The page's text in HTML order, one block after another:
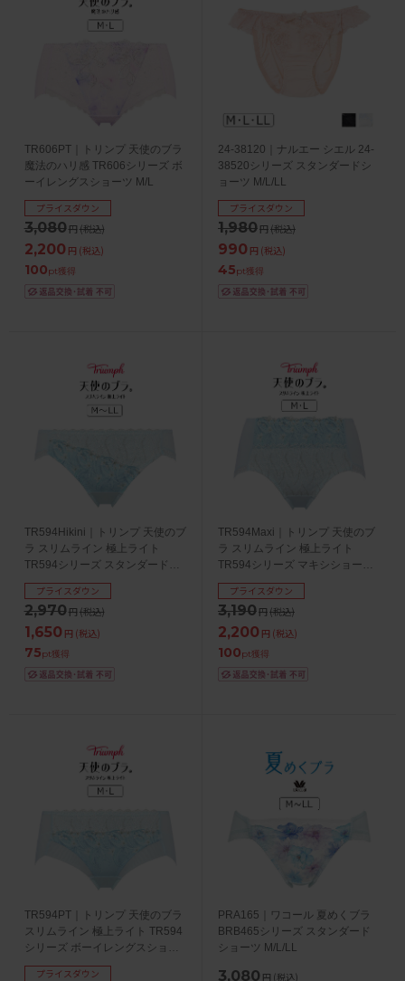
TR606PT｜トリンプ 天使のブラ
魔法のハリ感 TR606シリーズ ボ
ーイレングスショーツ M/L
3,080円(税込)
プライスダウン
2,200 円 (税込)
100pt獲得
24-38120｜ナルエー シエル 24-
38520シリーズ スタンダードシ
ョーツ M/L/LL
1,980円(税込)
プライスダウン
990 円 (税込)
45pt獲得
TR594Hikini｜トリンプ 天使のブ
ラ スリムライン 極上ライト
TR594シリーズ スタンダードシ
ョーツ M/L/LL
2,970円(税込)
プライスダウン
1,650 円 (税込)
75pt獲得
TR594Maxi｜トリンプ 天使のブ
ラ スリムライン 極上ライト
TR594シリーズ マキシショーツ
M/L
3,190円(税込)
プライスダウン
2,200 円 (税込)
100pt獲得
TR594PT｜トリンプ 天使のブラ
スリムライン 極上ライト TR594
シリーズ ボーイレングスショー
ツ M/L
プライスダウン
PRA165｜ワコール 夏めくブラ
BRB465シリーズ スタンダード
ショーツ M/L/LL
3,080 円 (税込)